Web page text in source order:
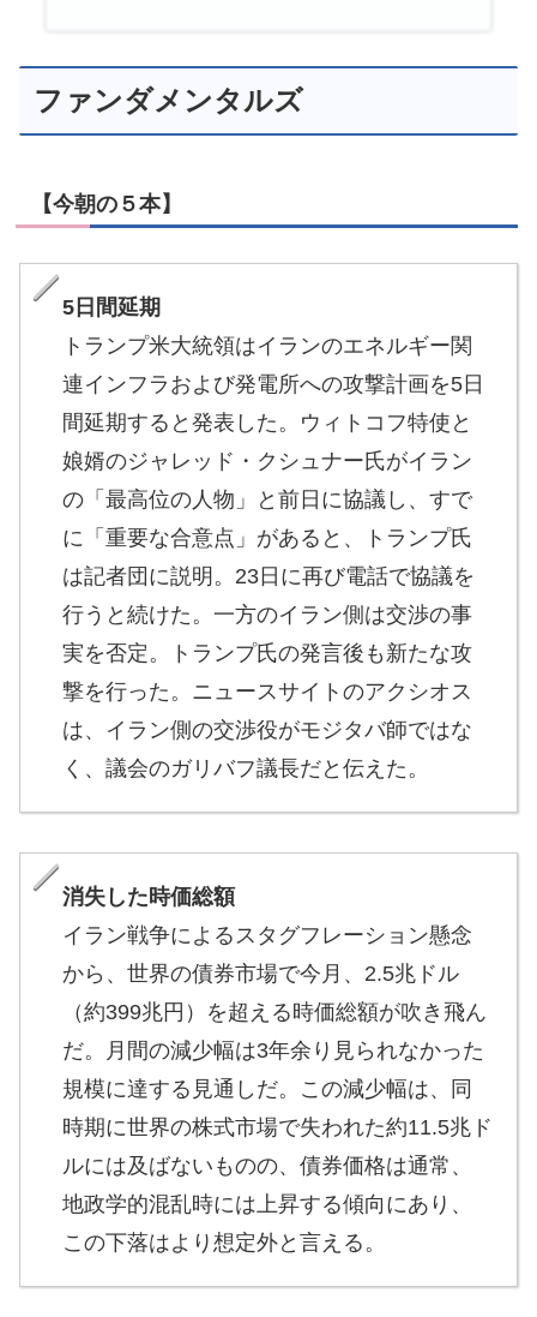
ファンダメンタルズ
【今朝の５本】
5日間延期
トランプ米大統領はイランのエネルギー関
連インフラおよび発電所への攻撃計画を5日
間延期すると発表した。ウィトコフ特使と
娘婿のジャレッド・クシュナー氏がイラン
の「最高位の人物」と前日に協議し、すで
に「重要な合意点」があると、トランプ氏
は記者団に説明。23日に再び電話で協議を
行うと続けた。一方のイラン側は交渉の事
実を否定。トランプ氏の発言後も新たな攻
撃を行った。ニュースサイトのアクシオス
は、イラン側の交渉役がモジタバ師ではな
く、議会のガリバフ議長だと伝えた。
消失した時価総額
イラン戦争によるスタグフレーション懸念
から、世界の債券市場で今月、2.5兆ドル
（約399兆円）を超える時価総額が吹き飛ん
だ。月間の減少幅は3年余り見られなかった
規模に達する見通しだ。この減少幅は、同
時期に世界の株式市場で失われた約11.5兆ド
ルには及ばないものの、債券価格は通常、
地政学的混乱時には上昇する傾向にあり、
この下落はより想定外と言える。